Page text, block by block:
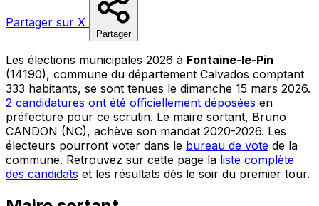
Partager sur X
Partager
Les élections municipales 2026 à Fontaine-le-Pin
(14190), commune du département Calvados comptant
333 habitants, se sont tenues le dimanche 15 mars 2026.
2 candidatures ont été officiellement déposées en
préfecture pour ce scrutin. Le maire sortant, Bruno
CANDON (NC), achève son mandat 2020-2026. Les
électeurs pourront voter dans le bureau de vote de la
commune. Retrouvez sur cette page la liste complète
des candidats et les résultats dès le soir du premier tour.